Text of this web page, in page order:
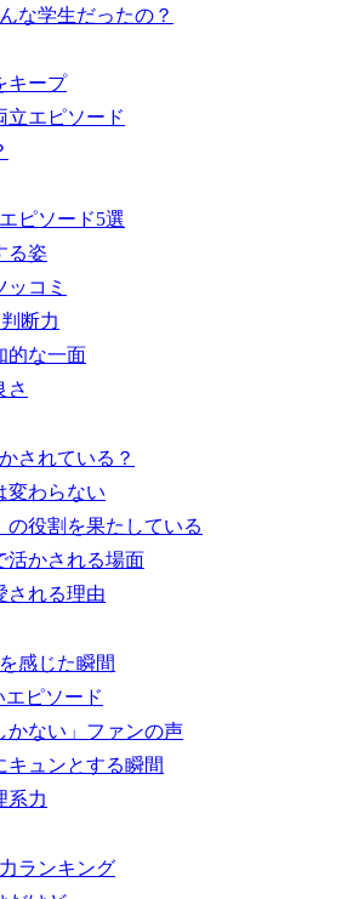
な学生だったの？
キープ
立エピソード
ピソード5選
る姿
コミ
断力
的な一面
さ
されている？
変わらない
役割を果たしている
活かされる場面
される理由
感じた瞬間
エピソード
かない」ファンの声
キュンとする瞬間
系力
ランキング